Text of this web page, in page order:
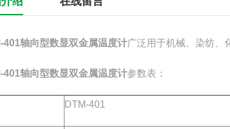
401轴向型数显双金属温度计广泛用于机械、染纺、
401轴向型数显双金属温度计参数表：
DTM-401